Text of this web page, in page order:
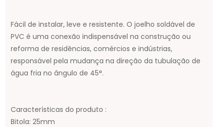
Fácil de instalar, leve e resistente. O joelho soldável de
PVC é uma conexão indispensável na construção ou
reforma de residências, comércios e indústrias,
responsável pela mudança na direção da tubulação de
água fria no ângulo de 45°.
Características do produto :
Bitola: 25mm